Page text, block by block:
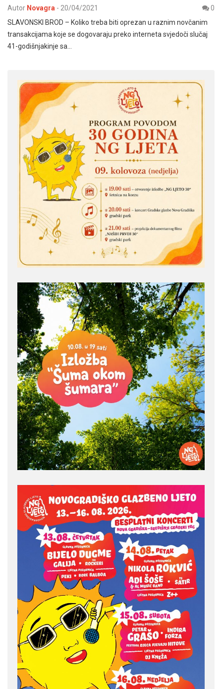
Autor Novagra - 20/04/2021
0
SLAVONSKI BROD – Koliko treba biti oprezan u raznim novčanim
transakcijama koje se dogovaraju preko interneta svjedoči slučaj
41-godišnjakinje sa…